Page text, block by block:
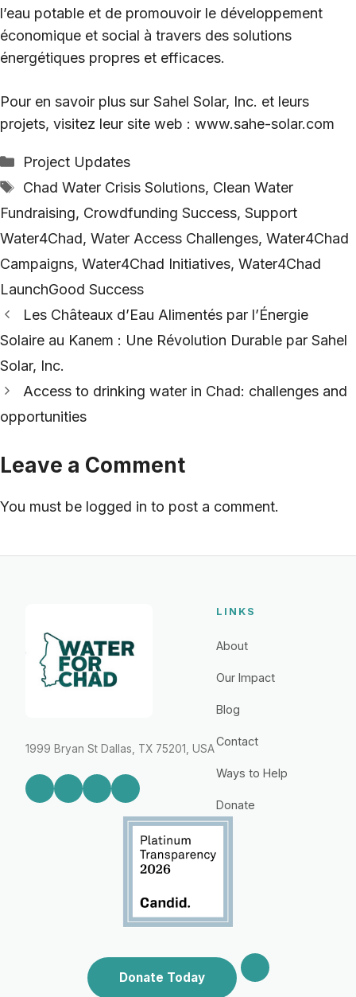
l’eau potable et de promouvoir le développement
économique et social à travers des solutions
énergétiques propres et efficaces.
Pour en savoir plus sur Sahel Solar, Inc. et leurs
projets, visitez leur site web : www.sahe-solar.com
Categories
Project Updates
Tags
Chad Water Crisis Solutions, Clean Water
Fundraising, Crowdfunding Success, Support
Water4Chad, Water Access Challenges, Water4Chad
Campaigns, Water4Chad Initiatives, Water4Chad
LaunchGood Success
Les Châteaux d’Eau Alimentés par l’Énergie
Solaire au Kanem : Une Révolution Durable par Sahel
Solar, Inc.
Access to drinking water in Chad: challenges and
opportunities
Leave a Comment
You must be logged in to post a comment.
1999 Bryan St Dallas, TX 75201, USA
LINKS
About
Our Impact
Blog
Contact
Ways to Help
Donate
Donate Today